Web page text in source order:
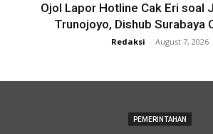
Ojol Lapor Hotline Cak Eri soal
Trunojoyo, Dishub Surabaya
Redaksi - August 7, 2026
PEMERINTAHAN